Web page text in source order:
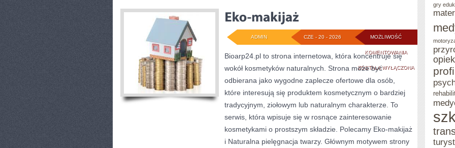
MOŻLIWOŚĆ
KOMENTOWANIAEKO-
MAKIJAŻ
ZOSTAŁA WYŁĄCZONA
CZE - 20 - 2026
ADMIN
Bioarp24.pl to strona internetowa, która koncentruje się
wokół kosmetyków naturalnych. Strona może być
odbierana jako wygodne zaplecze ofertowe dla osób,
które interesują się produktem kosmetycznym o bardziej
tradycyjnym, ziołowym lub naturalnym charakterze. To
serwis, która wpisuje się w rosnące zainteresowanie
kosmetykami o prostszym składzie. Polecamy Eko-makijaż
i Naturalna pielęgnacja twarzy. Głównym motywem strony
gry